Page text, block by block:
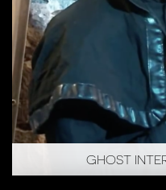
GHOST